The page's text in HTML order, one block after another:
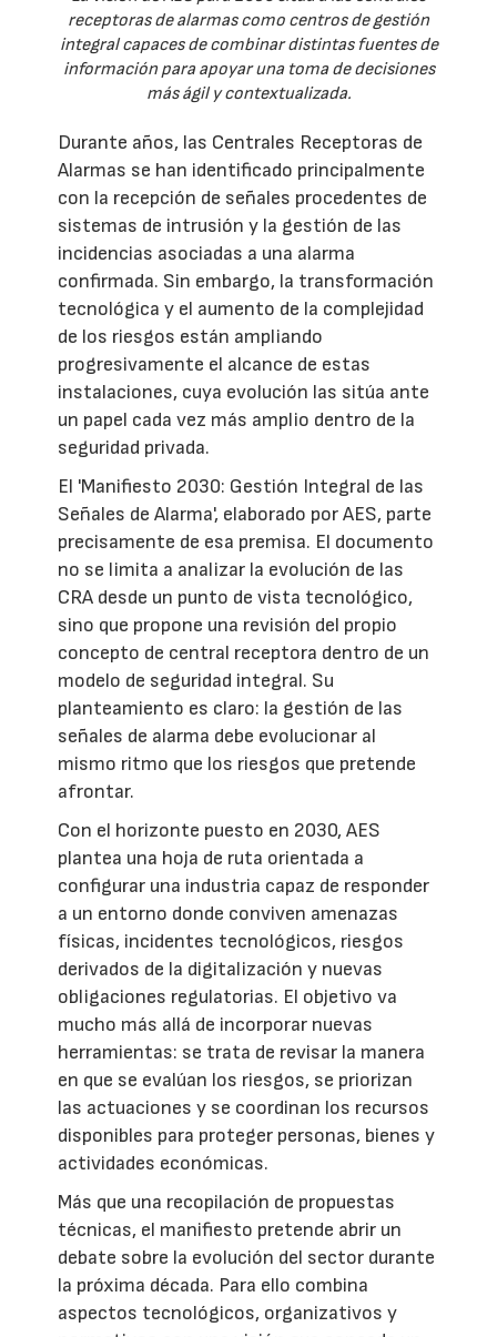
receptoras de alarmas como centros de gestión
integral capaces de combinar distintas fuentes de
información para apoyar una toma de decisiones
más ágil y contextualizada.
Durante años, las Centrales Receptoras de
Alarmas se han identificado principalmente
con la recepción de señales procedentes de
sistemas de intrusión y la gestión de las
incidencias asociadas a una alarma
confirmada. Sin embargo, la transformación
tecnológica y el aumento de la complejidad
de los riesgos están ampliando
progresivamente el alcance de estas
instalaciones, cuya evolución las sitúa ante
un papel cada vez más amplio dentro de la
seguridad privada.
El 'Manifiesto 2030: Gestión Integral de las
Señales de Alarma', elaborado por AES, parte
precisamente de esa premisa. El documento
no se limita a analizar la evolución de las
CRA desde un punto de vista tecnológico,
sino que propone una revisión del propio
concepto de central receptora dentro de un
modelo de seguridad integral. Su
planteamiento es claro: la gestión de las
señales de alarma debe evolucionar al
mismo ritmo que los riesgos que pretende
afrontar.
Con el horizonte puesto en 2030, AES
plantea una hoja de ruta orientada a
configurar una industria capaz de responder
a un entorno donde conviven amenazas
físicas, incidentes tecnológicos, riesgos
derivados de la digitalización y nuevas
obligaciones regulatorias. El objetivo va
mucho más allá de incorporar nuevas
herramientas: se trata de revisar la manera
en que se evalúan los riesgos, se priorizan
las actuaciones y se coordinan los recursos
disponibles para proteger personas, bienes y
actividades económicas.
Más que una recopilación de propuestas
técnicas, el manifiesto pretende abrir un
debate sobre la evolución del sector durante
la próxima década. Para ello combina
aspectos tecnológicos, organizativos y